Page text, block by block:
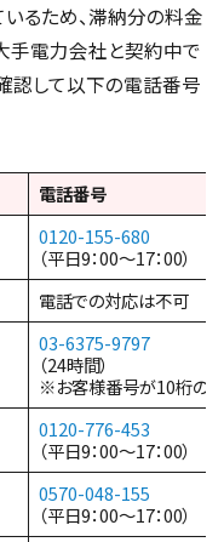
るため、滞納分の料金
手電力会社と契約中で
認して以下の電話番号
電話番号
0120-155-680
（平日9：00～17：00）
電話での対応は不可
03-6375-9797
（24時間）
※お客様番号が10桁の
0120-776-453
（平日9：00～17：00）
0570-048-155
（平日9：00～17：00）